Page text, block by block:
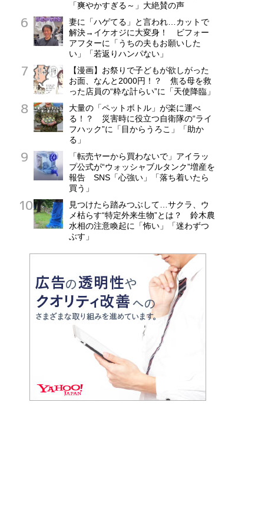
「爽やかすぎる～」大絶賛の声
妻に「ハゲてる」と言われ…カットで
解決→イケオジに大変身！ ビフォー
アフターに「うちの夫もお願いした
い」「若返りハンパない」
【漫画】お祭りで子どもが欲しがった
お面、なんと2000円！？ 焦る母を救
った店員の“粋な計らい”に「天使降臨」
大量の「ペットボトル」が楽に運べ
る！？ 災害時に役立つ自衛隊の“ライ
フハック”に「目からうろこ」「助か
る」
「転売ヤーから買わないで」アイラッ
プ公式が“ウォッシャブルタンク”増産を
報告 SNS「心強い」「落ち着いたら
買う」
見つけたら踏みつぶして…サクラ、ウ
メ枯らす“特定外来生物”とは？ 鈴木農
水相の注意喚起に「怖い」「迷わずつ
ぶす」